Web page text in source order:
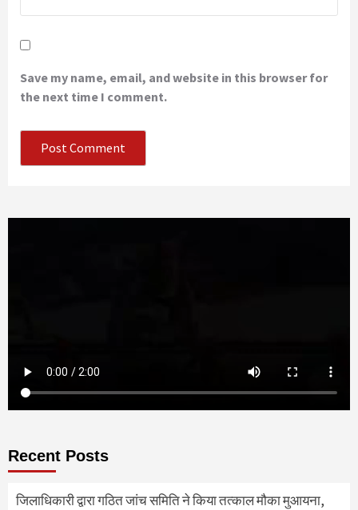
Save my name, email, and website in this browser for
the next time I comment.
Recent Posts
जिलाधिकारी द्वारा गठित जांच समिति ने किया तत्काल मौका मुआयना,